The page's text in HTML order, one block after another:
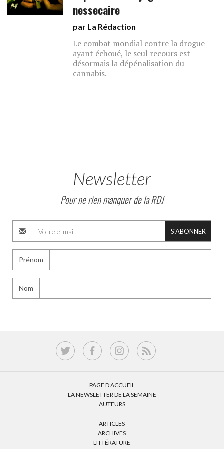
nessecaire
par La Rédaction
Le combat mondial contre la drogue
ayant échoué, le seul recours est
désormais la dépénalisation du
cannabis.
Newsletter
Pour ne rien manquer de la RDJ
S'ABONNER
Prénom
Nom
PAGE D’ACCUEIL
LA NEWSLETTER DE LA SEMAINE
AUTEURS
ARTICLES
ARCHIVES
LITTÉRATURE